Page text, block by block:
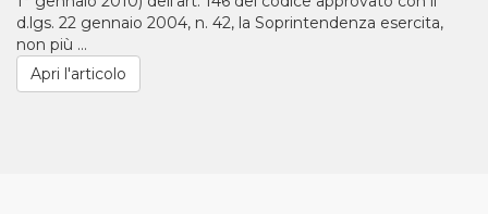
d.lgs. 22 gennaio 2004, n. 42, la Soprintendenza esercita,
non più ...
Apri l'articolo